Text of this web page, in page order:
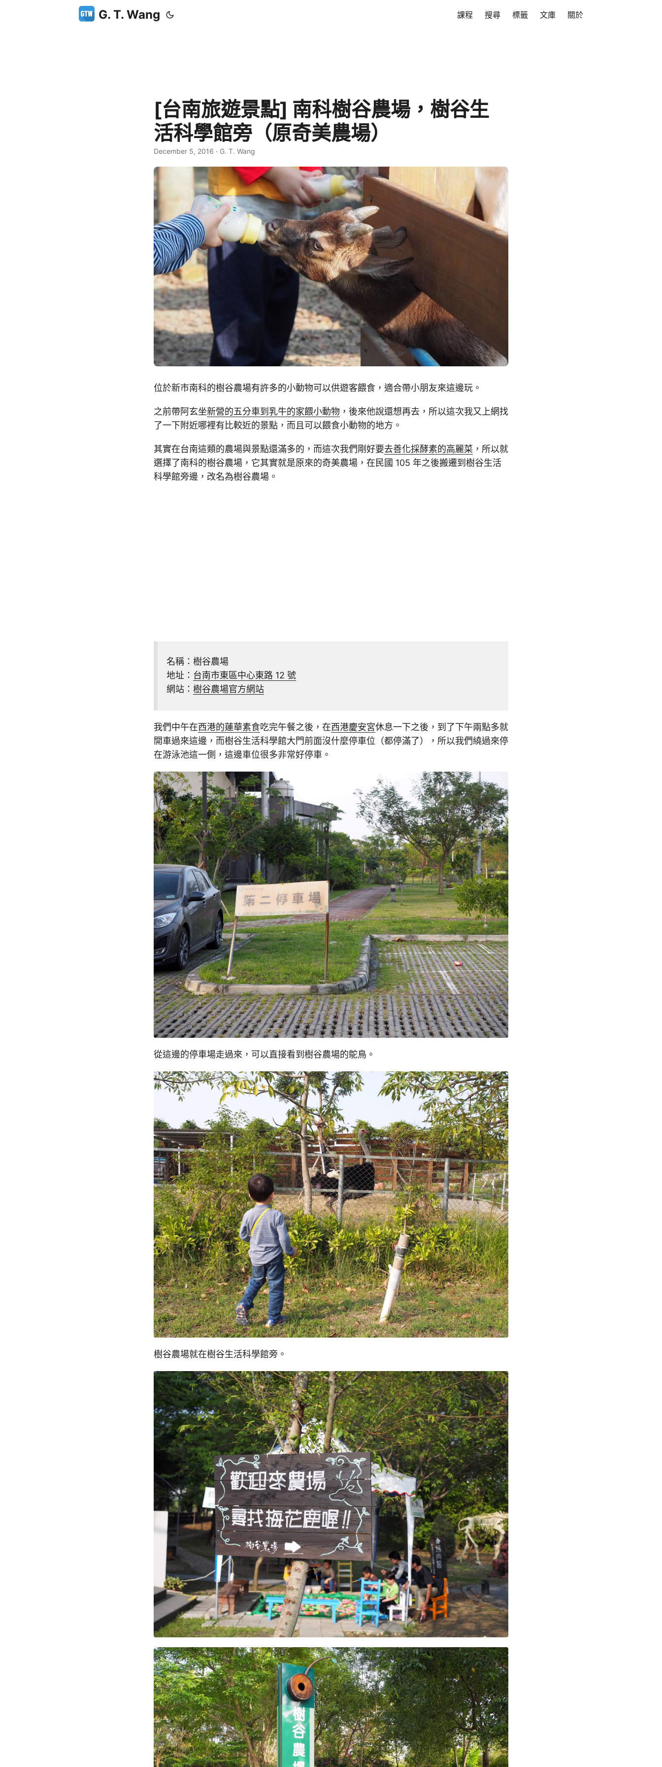
G. T. Wang 課程 搜尋 標籤 文庫 關於
[台南旅遊景點] 南科樹谷農場，樹谷生
活科學館旁（原奇美農場）
December 5, 2016 · G. T. Wang
位於新市南科的樹谷農場有許多的小動物可以供遊客餵食，適合帶小朋友來這邊玩。
之前帶阿玄坐新營的五分車到乳牛的家餵小動物 ，後來他說還想再去，所以這次我又上網找
了一下附近哪裡有比較近的景點，而且可以餵食小動物的地方。
其實在台南這類的農場與景點還滿多的，而這次我們剛好要去善化採酵素的高麗菜 ，所以就
選擇了南科的樹谷農場，它其實就是原來的奇美農場，在民國 105 年之後搬遷到樹谷生活
科學館旁邊，改名為樹谷農場。
名稱：樹谷農場
地址： 台南市東區中心東路 12 號
網站： 樹谷農場官方網站
我們中午在西港的蓮華素食吃完午餐之後，在西港慶安宮休息一下之後，到了下午兩點多就
開車過來這邊，而樹谷生活科學館大門前面沒什麼停車位（都停滿了），所以我們繞過來停
在游泳池這一側，這邊車位很多非常好停車。
從這邊的停車場走過來，可以直接看到樹谷農場的鴕鳥。
樹谷農場就在樹谷生活科學館旁。